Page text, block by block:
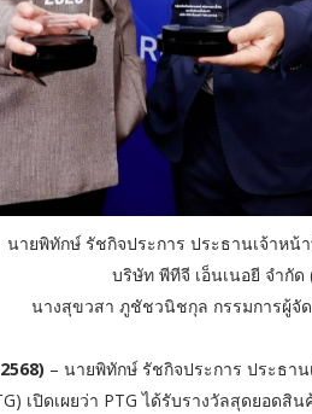
นายพิทักษ์ รัชกิจประการ ประธานเจ้าหน้
บริษัท พีทีจี เอ็นเนอยี จำกั
นางสุขวสา ภูชัชวนิชกุล กรรมการผู้จั
– นายพิทักษ์ รัชกิจประการ ประธา
เปิดเผยว่า PTG ได้รับรางวัลสุดยอดสิ